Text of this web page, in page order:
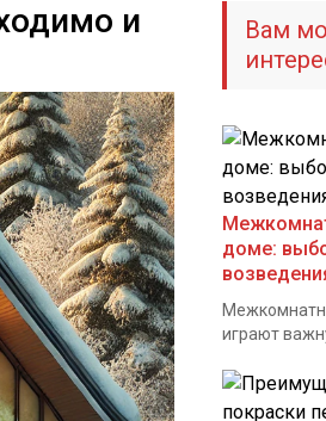
и
Вам
доме:
играют